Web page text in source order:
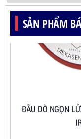
SẢN PHẨM